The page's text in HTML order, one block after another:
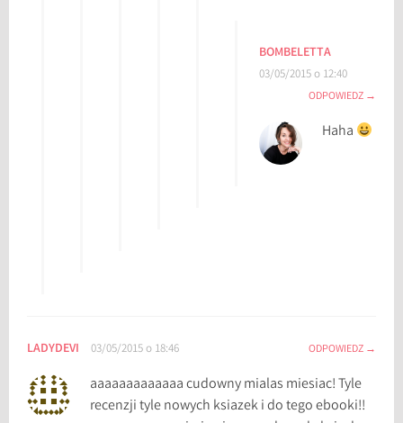
BOMBELETTA
03/05/2015 o 12:40
ODPOWIEDZ
Haha
LADYDEVI 03/05/2015 o 18:46 ODPOWIEDZ
aaaaaaaaaaaaa cudowny mialas miesiac! Tyle
recenzji tyle nowych ksiazek i do tego ebooki!!